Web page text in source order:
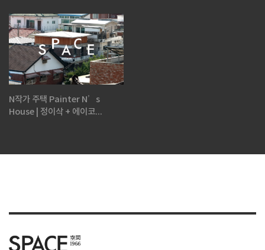
N작가 주택 Painter N’s
House | 정이삭 + 에이코...